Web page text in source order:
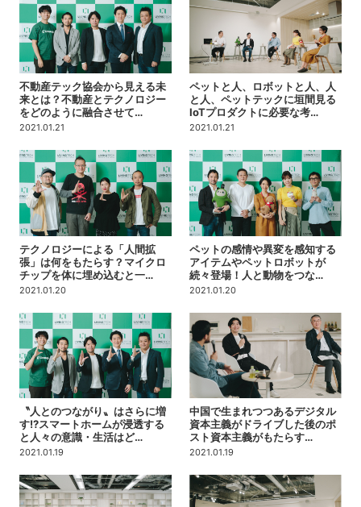
不動産テック協会から見える未
来とは？不動産とテクノロジー
をどのように融合させて…
2021.01.21
ペットと人、ロボットと人、人
と人、ペットテックに垣間見る
IoTプロダクトに必要な考…
2021.01.21
テクノロジーによる「人間拡
張」は何をもたらす？マイクロ
チップを体に埋め込むと一…
2021.01.20
ペットの感情や異変を感知する
アイテムやペットロボットが
続々登場！人と動物をつな…
2021.01.20
〝人とのつながり〟はさらに増
す!?スマートホームが浸透する
と人々の意識・生活はど…
2021.01.19
中国で生まれつつあるデジタル
資本主義がドライブした後のポ
スト資本主義がもたらす…
2021.01.19